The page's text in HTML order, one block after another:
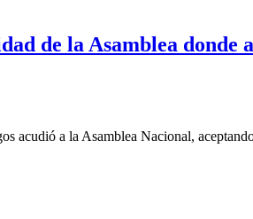
de la Asamblea donde
acudió a la Asamblea Nacional,